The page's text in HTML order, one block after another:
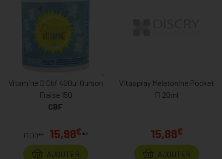
Vitamine D Cbf 400ui Ourson
Fraise 150
CBF
17,00€ * 15,98€**
AJOUTER
Vitaspray Melatonine Pocket
Fl 20ml
15,88€
AJOUTER